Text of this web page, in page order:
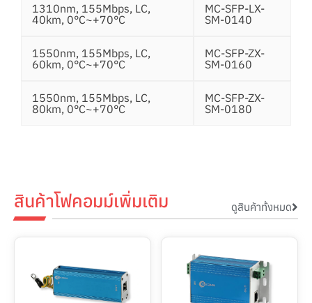
1310nm, 155Mbps, LC,
40km, 0°C~+70°C
MC-SFP-LX-
SM-0140
1550nm, 155Mbps, LC,
60km, 0°C~+70°C
MC-SFP-ZX-
SM-0160
1550nm, 155Mbps, LC,
80km, 0°C~+70°C
MC-SFP-ZX-
SM-0180
สินค้าโฟคอมม์เพิ่มเติม ดูสินค้าทั้งหมด